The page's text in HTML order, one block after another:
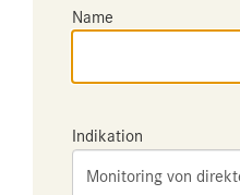
Name
Indikation
Monitoring von